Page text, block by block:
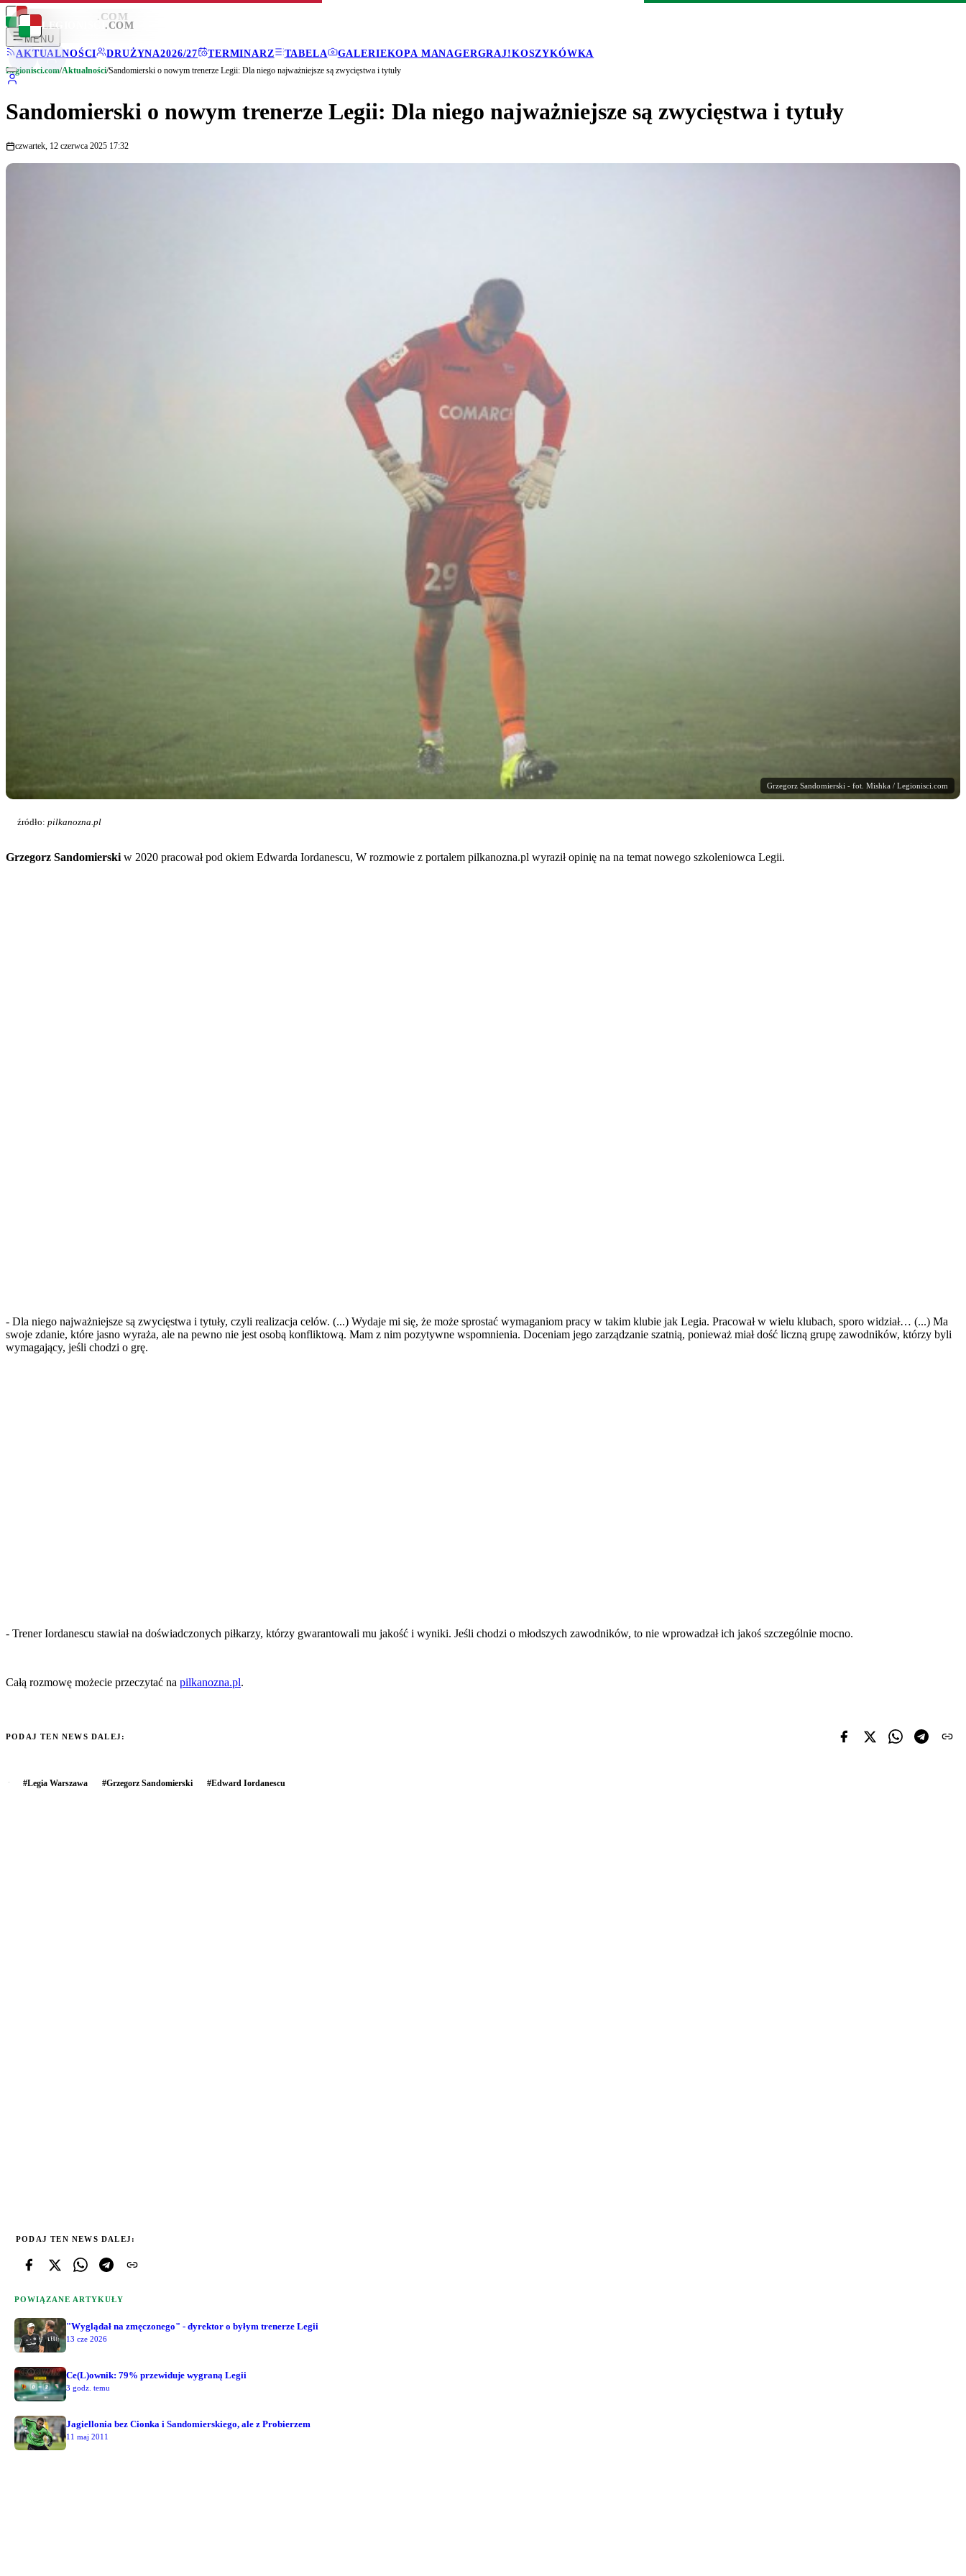
LEGIONISCI .COM
MENU
AKTUALNOŚCI
DRUŻYNA2026/27 TERMINARZ TABELA GALERIEKOPA MANAGERGRAJ!KOSZYKÓWKA
LEGIONISCI .COM
Legionisci.com/Aktualności/Sandomierski o nowym trenerze Legii: Dla niego najważniejsze są zwycięstwa i tytuły
Sandomierski o nowym trenerze Legii: Dla niego najważniejsze są zwycięstwa i tytuły
czwartek, 12 czerwca 2025 17:32
Grzegorz Sandomierski - fot. Mishka / Legionisci.com
źródło: pilkanozna.pl
Grzegorz Sandomierski w 2020 pracował pod okiem Edwarda Iordanescu, W rozmowie z portalem pilkanozna.pl wyraził opinię na na temat nowego szkoleniowca Legii.
- Dla niego najważniejsze są zwycięstwa i tytuły, czyli realizacja celów. (...) Wydaje mi się, że może sprostać wymaganiom pracy w takim klubie jak Legia. Pracował w wielu klubach, sporo widział… (...) Ma
swoje zdanie, które jasno wyraża, ale na pewno nie jest osobą konfliktową. Mam z nim pozytywne wspomnienia. Doceniam jego zarządzanie szatnią, ponieważ miał dość liczną grupę zawodników, którzy byli
wymagający, jeśli chodzi o grę.
- Trener Iordanescu stawiał na doświadczonych piłkarzy, którzy gwarantowali mu jakość i wyniki. Jeśli chodzi o młodszych zawodników, to nie wprowadzał ich jakoś szczególnie mocno.
Całą rozmowę możecie przeczytać na pilkanozna.pl.
PODAJ TEN NEWS DALEJ:
#Legia Warszawa #Grzegorz Sandomierski #Edward Iordanescu
PODAJ TEN NEWS DALEJ:
POWIĄZANE ARTYKUŁY
"Wyglądał na zmęczonego" - dyrektor o byłym trenerze Legii
13 cze 2026
Ce(L)ownik: 79% przewiduje wygraną Legii
3 godz. temu
Jagiellonia bez Cionka i Sandomierskiego, ale z Probierzem
11 maj 2011